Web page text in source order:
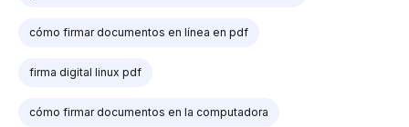
cómo firmar documentos en línea en pdf
firma digital linux pdf
cómo firmar documentos en la computadora